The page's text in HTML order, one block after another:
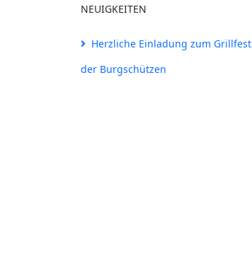
NEUIGKEITEN
Herzliche Einladung zum Grillfest
der Burgschützen